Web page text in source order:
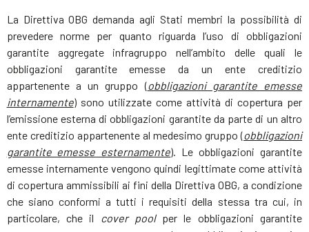
La Direttiva OBG demanda agli Stati membri la possibilità di
prevedere norme per quanto riguarda l’uso di obbligazioni
garantite aggregate infragruppo nell’ambito delle quali le
obbligazioni garantite emesse da un ente creditizio
appartenente a un gruppo (obbligazioni garantite emesse
internamente) sono utilizzate come attività di copertura per
l’emissione esterna di obbligazioni garantite da parte di un altro
ente creditizio appartenente al medesimo gruppo (obbligazioni
garantite emesse esternamente). Le obbligazioni garantite
emesse internamente vengono quindi legittimate come attività
di copertura ammissibili ai fini della Direttiva OBG, a condizione
che siano conformi a tutti i requisiti della stessa tra cui, in
particolare, che il cover poolper le obbligazioni garantite